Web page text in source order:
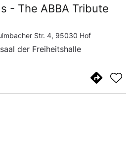
- The ABBA Tribute
Str. 4, 95030 Hof
der Freiheitshalle